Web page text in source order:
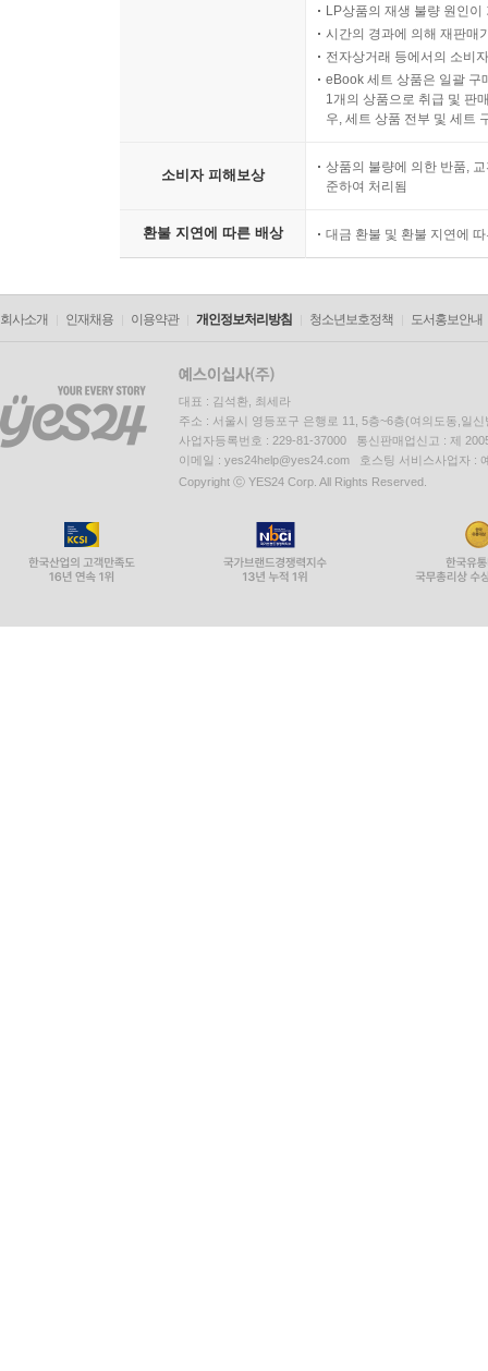
LP상품의 재생 불량 원인
시간의 경과에 의해 재판매
전자상거래 등에서의 소비
eBook 세트 상품은 일괄 구
1개의 상품으로 취급 및 판
우, 세트 상품 전부 및 세트
소비자 피해보상
상품의 불량에 의한 반품,
준하여 처리됨
환불 지연에 따른 배상 대금 환불 및 환불 지연에
회사소개 인재채용 이용약관 개인정보처리방침 청소년보호정책 도서홍보안내
대표 : 김석환, 최세라
주소 : 서울시 영등포구 은행로 11, 5층~6층(여의도동,일신
사업자등록번호 : 229-81-37000 통신판매업신고 : 제
이메일 : yes24help@yes24.com 호스팅 서비스사업자 :
Copyright ⓒ YES24 Corp. All Rights Reserved.